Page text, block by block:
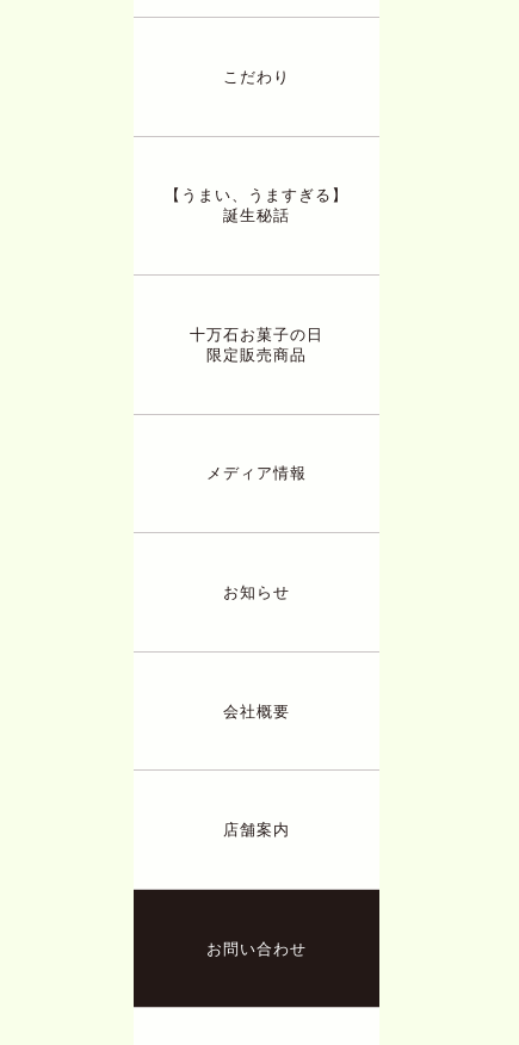
こだわり
【うまい、うますぎる】
誕生秘話
十万石お菓子の日
限定販売商品
メディア情報
お知らせ
会社概要
店舗案内
お問い合わせ